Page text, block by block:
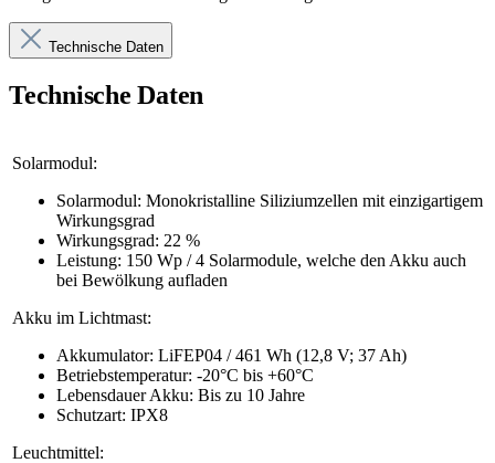
Technische Daten
Technische Daten
Solarmodul:
Solarmodul: Monokristalline Siliziumzellen mit einzigartigem
Wirkungsgrad
Wirkungsgrad: 22 %
Leistung: 150 Wp / 4 Solarmodule, welche den Akku auch
bei Bewölkung aufladen
Akku im Lichtmast:
Akkumulator: LiFEP04 / 461 Wh (12,8 V; 37 Ah)
Betriebstemperatur: -20°C bis +60°C
Lebensdauer Akku: Bis zu 10 Jahre
Schutzart: IPX8
Leuchtmittel: